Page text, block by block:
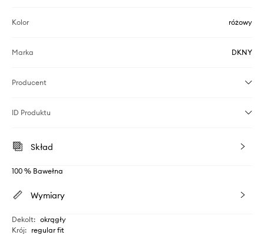
Kolor różowy
Marka DKNY
Producent
ID Produktu
Skład
100 % Bawełna
Wymiary
Dekolt: okrągły
Krój: regular fit